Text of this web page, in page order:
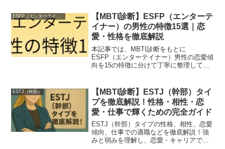
しています。是非参考にして頂ければ幸
いです。
ESFP（エンターテイナー）
【MBTI診断】ESFP（エンターテ
イナー）の男性の特徴15選｜恋
愛・性格を徹底解説
本記事では、MBTI診断をもとに
ESFP（エンターテイナー）男性の恋愛傾
向を15の特徴に分けて丁寧に整理してい
役立つ内容です。ぜひ参考にして頂けれ
ば幸いです。
ESTJ（幹部）
【MBTI診断】ESTJ（幹部）タイ
プを徹底解説！性格・相性・恋
愛・仕事で輝くための完全ガイド
ESTJ（幹部）タイプの性格、相性、恋愛
傾向、仕事での適職などを徹底解説！強
みと弱みを理解し、恋愛・キャリアでの